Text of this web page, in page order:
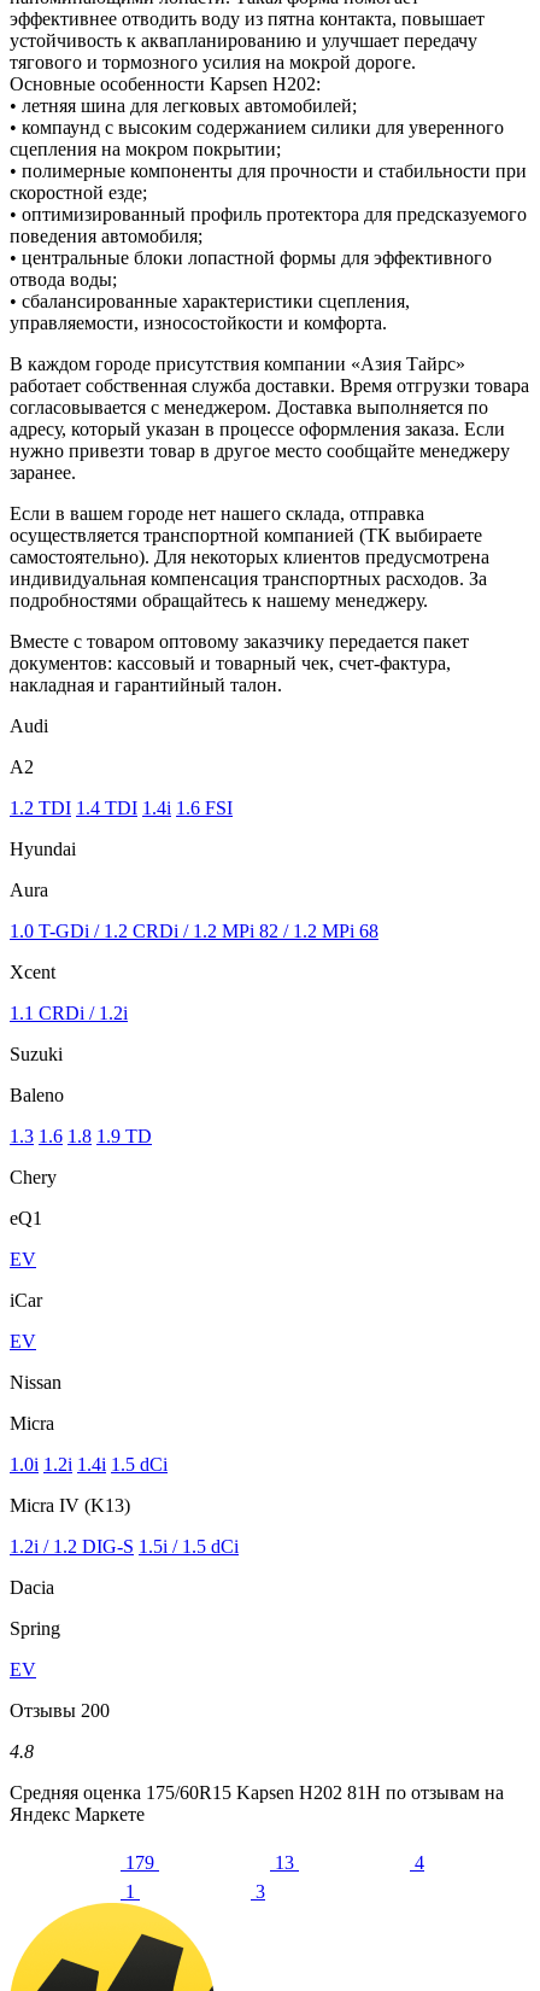
эффективнее отводить воду из пятна контакта, повышает
устойчивость к аквапланированию и улучшает передачу
тягового и тормозного усилия на мокрой дороге.
Основные особенности Kapsen H202:
• летняя шина для легковых автомобилей;
• компаунд с высоким содержанием силики для уверенного
сцепления на мокром покрытии;
• полимерные компоненты для прочности и стабильности при
скоростной езде;
• оптимизированный профиль протектора для предсказуемого
поведения автомобиля;
• центральные блоки лопастной формы для эффективного
отвода воды;
• сбалансированные характеристики сцепления,
управляемости, износостойкости и комфорта.
В каждом городе присутствия компании «Азия Тайрс»
работает собственная служба доставки. Время отгрузки товара
согласовывается с менеджером. Доставка выполняется по
адресу, который указан в процессе оформления заказа. Если
нужно привезти товар в другое место сообщайте менеджеру
заранее.
Если в вашем городе нет нашего склада, отправка
осуществляется транспортной компанией (ТК выбираете
самостоятельно). Для некоторых клиентов предусмотрена
индивидуальная компенсация транспортных расходов. За
подробностями обращайтесь к нашему менеджеру.
Вместе с товаром оптовому заказчику передается пакет
документов: кассовый и товарный чек, счет-фактура,
накладная и гарантийный талон.
Audi
A2
1.2 TDI 1.4 TDI 1.4i 1.6 FSI
Hyundai
Aura
1.0 T-GDi / 1.2 CRDi / 1.2 MPi 82 / 1.2 MPi 68
Xcent
1.1 CRDi / 1.2i
Suzuki
Baleno
1.3 1.6 1.8 1.9 TD
Chery
eQ1
EV
iCar
EV
Nissan
Micra
1.0i 1.2i 1.4i 1.5 dCi
Micra IV (K13)
1.2i / 1.2 DIG-S 1.5i / 1.5 dCi
Dacia
Spring
EV
Отзывы 200
4.8
Средняя оценка 175/60R15 Kapsen H202 81H по отзывам на
Яндекс Маркете
179 13
4
1
3